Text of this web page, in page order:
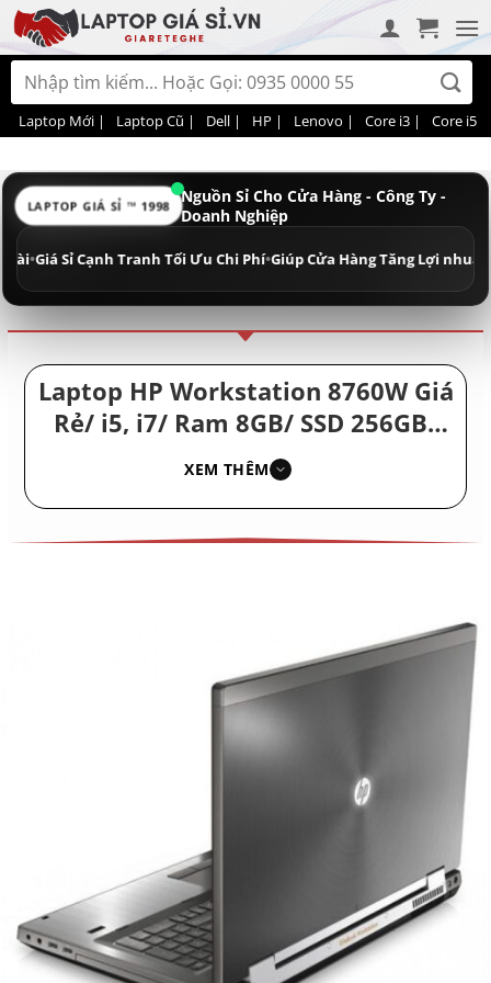
Bỏ
qua
nội
dung
Tìm
kiếm:
Laptop Mới | Laptop Cũ | Dell | HP | Lenovo | Core i3 | Core i5 |
Điều hướng Phân loại
LAPTOP GIÁ SỈ ™ 1998
Nguồn Sỉ Cho Cửa Hàng - Công Ty -
Doanh Nghiệp
Sỉ Cạnh Tranh Tối Ưu Chi Phí•Giúp Cửa Hàng Tăng Lợi nhuận -
Laptop HP Workstation 8760W Giá
Rẻ/ i5, i7/ Ram 8GB/ SSD 256GB/
Laptop HP Giá Rẻ Dưới 10 Triệu/
HP Elitebook i7 Giá Rẻ Nhất
TPHCM
XEM THÊM